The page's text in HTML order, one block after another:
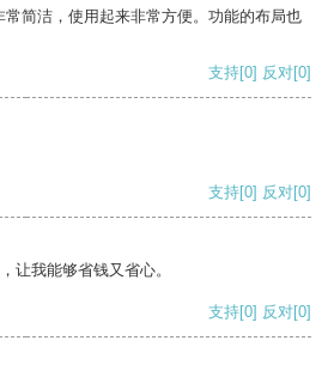
简洁，使用起来非常方便。功能的布局也
支持[0] 反对[0]
支持[0] 反对[0]
让我能够省钱又省心。
支持[0] 反对[0]